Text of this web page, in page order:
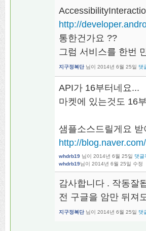
http://
통한건가요 ??
그럼 서비스를 한번
지구정복단 님이 2014년 6월 25일 댓
API가 16부터네요...
마켓에 있는것도 16
샘플소스드릴게요 받
http://
whdrb19 님이 2014년 6월 25일 댓글
whdrb19님이 2014년 6월 25일 수정
감사합니다 . 작동잘
전 구글을 암만 뒤져
지구정복단 님이 2014년 6월 25일 댓